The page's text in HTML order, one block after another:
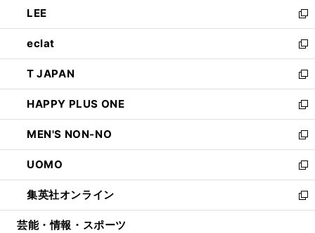
く
で
開
く
ド
ウ
で
開
く
ィ
ン
ド
ウ
で
開
く
い
ウ
ィ
ン
ド
ウ
で
開
く
LEE
新
し
い
ウ
ィ
ン
ド
ウ
で
開
く
eclat
新
し
い
ウ
ィ
ン
ド
ウ
で
開
く
T JAPAN
新
し
い
ウ
ィ
ン
ド
ウ
で
開
HAPPY PLUS ONE
新
し
い
ウ
ィ
ン
ド
ウ
MEN'S NON-NO
新
し
い
ウ
ィ
ン
UOMO
新
し
い
ウ
集英社オンライン
新
し
芸能・情報・スポーツ